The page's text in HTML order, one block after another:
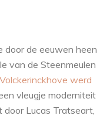
door de eeuwen heen
van de Steenmeulen
werd
vleugje moderniteit
Lucas Tratseart,